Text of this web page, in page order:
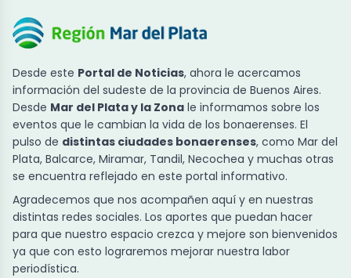
Desde este Portal de Noticias, ahora le acercamos
información del sudeste de la provincia de Buenos Aires.
Desde Mar del Plata y la Zona le informamos sobre los
eventos que le cambian la vida de los bonaerenses. El
pulso de distintas ciudades bonaerenses, como Mar del
Plata, Balcarce, Miramar, Tandil, Necochea y muchas otras
se encuentra reflejado en este portal informativo.
Agradecemos que nos acompañen aquí y en nuestras
distintas redes sociales. Los aportes que puedan hacer
para que nuestro espacio crezca y mejore son bienvenidos
ya que con esto lograremos mejorar nuestra labor
periodística.